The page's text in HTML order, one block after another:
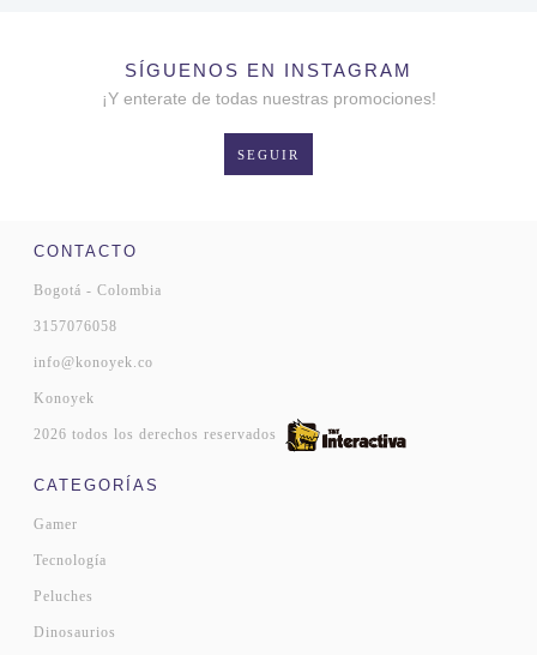
SÍGUENOS EN INSTAGRAM
¡Y enterate de todas nuestras promociones!
SEGUIR
CONTACTO
Bogotá - Colombia
3157076058
info@konoyek.co
Konoyek
2026 todos los derechos reservados
CATEGORÍAS
Gamer
Tecnología
Peluches
Dinosaurios